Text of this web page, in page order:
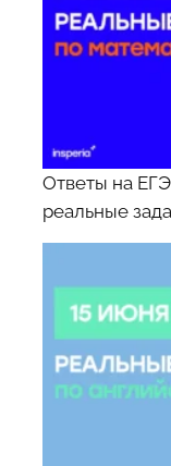
Ответы на
реальные